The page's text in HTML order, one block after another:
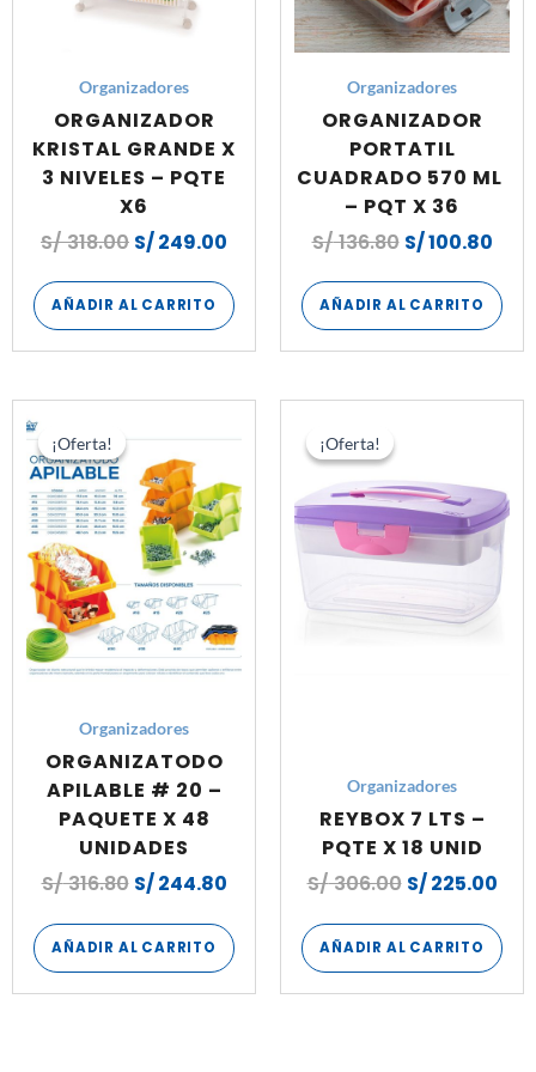
Organizadores
ORGANIZADOR
KRISTAL GRANDE X
3 NIVELES – PQTE
X6
S/318.00 S/249.00
AÑADIR AL CARRITO
Organizadores
ORGANIZADOR
PORTATIL
CUADRADO 570 ML
– PQT X 36
S/136.80 S/100.80
AÑADIR AL CARRITO
¡Oferta!
¡Oferta!
Organizadores
ORGANIZATODO
APILABLE # 20 –
PAQUETE X 48
UNIDADES
S/316.80
original
era:
S/ 316.80.
S/244.80
es:
S/ 244.80.
AÑADIR AL CARRITO
¡Oferta!
¡Oferta!
Organizadores
REYBOX 7 LTS –
PQTE X 18 UNID
S/306.00
era:
S/ 306.00.
S/225.00
S/
AÑADIR AL CARRITO